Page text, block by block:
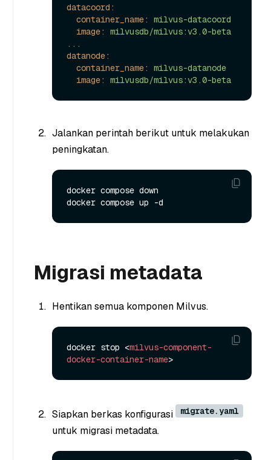
datacoord:
container_name:
milvus-datacoord
image:
milvusdb/milvus:v3.0-beta
...
datanode:
container_name:
milvus-datanode
image:
milvusdb/milvus:v3.0-beta
Jalankan perintah berikut untuk melakukan
peningkatan.
docker compose down
Migrasi metadata
Hentikan semua komponen Milvus.
docker stop <milvus-component-
docker-container-name>
Siapkan berkas konfigurasi migrate.yaml
untuk migrasi metadata.